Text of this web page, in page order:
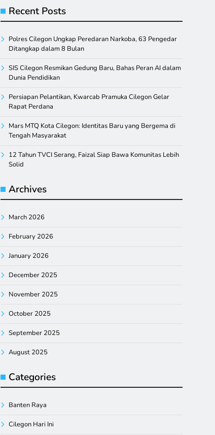
Recent Posts
Polres Cilegon Ungkap Peredaran Narkoba, 63 Pengedar
Ditangkap dalam 8 Bulan
SIS Cilegon Resmikan Gedung Baru, Bahas Peran AI dalam
Dunia Pendidikan
Persiapan Pelantikan, Kwarcab Pramuka Cilegon Gelar
Rapat Perdana
Mars MTQ Kota Cilegon: Identitas Baru yang Bergema di
Tengah Masyarakat
12 Tahun TVCI Serang, Faizal Siap Bawa Komunitas Lebih
Solid
Archives
March 2026
February 2026
January 2026
December 2025
November 2025
October 2025
September 2025
August 2025
Categories
Banten Raya
Cilegon Hari Ini